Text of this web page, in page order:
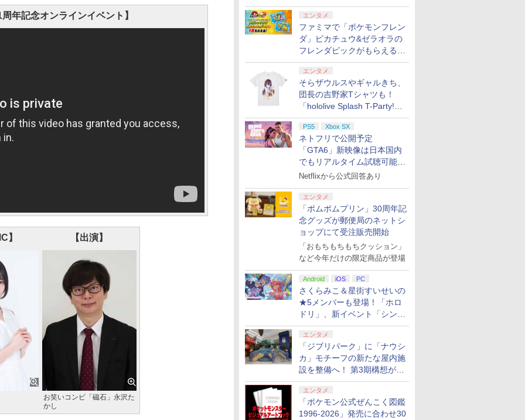
より1,500円から受付
エンタメ
ファミマで「ポケモンフレン
ダ」ピカチュウ&ゼラオラの
フレンダピックがもらえるキ
ャンペーン開催！
エンタメ
そらザウルスやギャルきち、
団長の吉野家Tシャツも！
「hololive Splash T-Party!」
全Tシャツラインナップ公開
＆オンライン販売開始
PS5 Xbox SX
ネトフリで公開予定
「GTA6」新映像は日本国内
でもリアルタイム試聴可能。
しかも日本語字幕付き
Netflixから公式回答あり
エンタメ
「ポムポムプリン」30周年記
念グッズが郵便局のネットシ
ョップにて受注販売開始
「おもちもちもちクッション」
など今年だけの限定商品が登場
Android iOS PC
さくらみこ＆星街すいせいの
★5メンバーも登場！「ホロ
ドリ」、新イベント「シンク
ロする夏のスパークル」がス
タート
エンタメ
「ジブリパーク」に「ナウシ
カ」モチーフの新たな屋内施
設を整備へ！ 第3期構想が公
開
エンタメ
「ポケモン公式ぜんこく図鑑
1996-2026」発売に合わせ30
年記念オンラインイベント】
】 【出演】
お笑いコンビ「磁石」永沢た
かし